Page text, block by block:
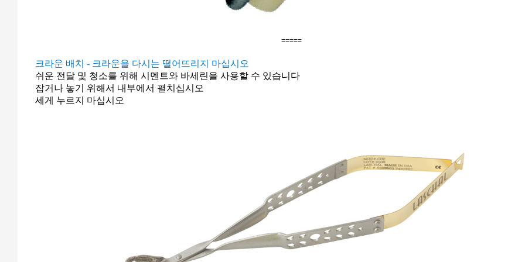
=====
크라운 배치 - 크라운을 다시는 떨어뜨리지 마십시오
쉬운 전달 및 청소를 위해 시멘트와 바세린을 사용할 수 있습니다
잡거나 놓기 위해서 내부에서 펼치십시오
세게 누르지 마십시오